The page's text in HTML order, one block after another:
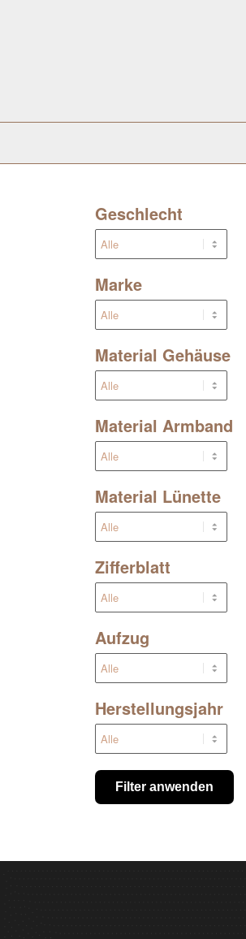
Geschlecht
Marke
Material Gehäuse
Material Armband
Material Lünette
Zifferblatt
Aufzug
Herstellungsjahr
Filter anwenden